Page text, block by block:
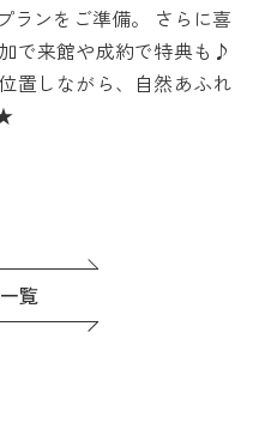
ランをご準備。 さらに喜
で来館や成約で特典も♪
置しながら、自然あふれ
覧